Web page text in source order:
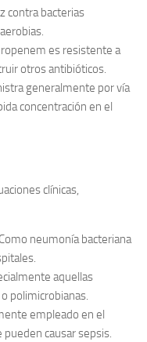
contra bacterias
es resistente a
otros antibióticos.
generalmente por vía
concentración en el
clínicas,
Como neumonía bacteriana
aquellas
polimicrobianas.
empleado en el
causar sepsis.